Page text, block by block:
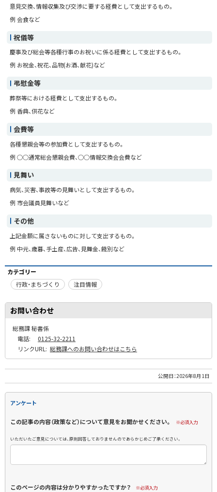
意見交換、情報収集及び交渉に要する経費として支出するもの。
例 会食など
祝儀等
慶事及び総会等各種行事のお祝いに係る経費として支出するもの。
例 お祝金、祝花、品物(お酒、献花)など
弔慰金等
葬祭等における経費として支出するもの。
例 香典、供花など
会費等
各種懇親会等の参加費として支出するもの。
例 ○○通常総会懇親会費、○○情報交換会会費など
見舞い
病気、災害、事故等の見舞いとして支出するもの。
例 市会議員見舞いなど
その他
上記金額に属さないものに対して支出するもの。
例 中元、歳暮、手土産、広告、見舞金、餞別など
カテゴリー
行政・まちづくり
注目情報
お問い合わせ
総務課 秘書係
電話:
0125-32-2211
リンクURL: 総務課へのお問い合わせはこちら
公開日：2026年8月1日
アンケート
この記事の内容（政策など）について意見をお聞かせください。 ※必須入力
いただいたご意見については、原則回答しておりませんのであらかじめご了承ください。
このページの内容は分かりやすかったですか？ ※必須入力